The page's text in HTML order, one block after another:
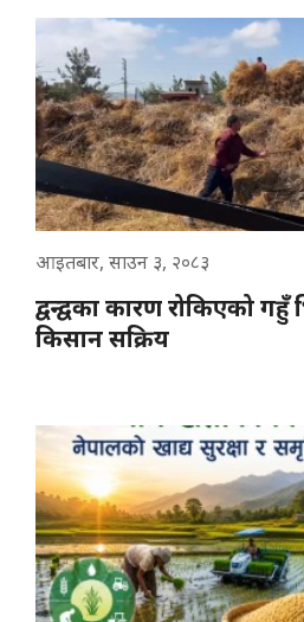
आइतबार, साउन ३, २०८३
द्वन्द्वका कारण रोकिएको गहुँ
किसान सक्रिय